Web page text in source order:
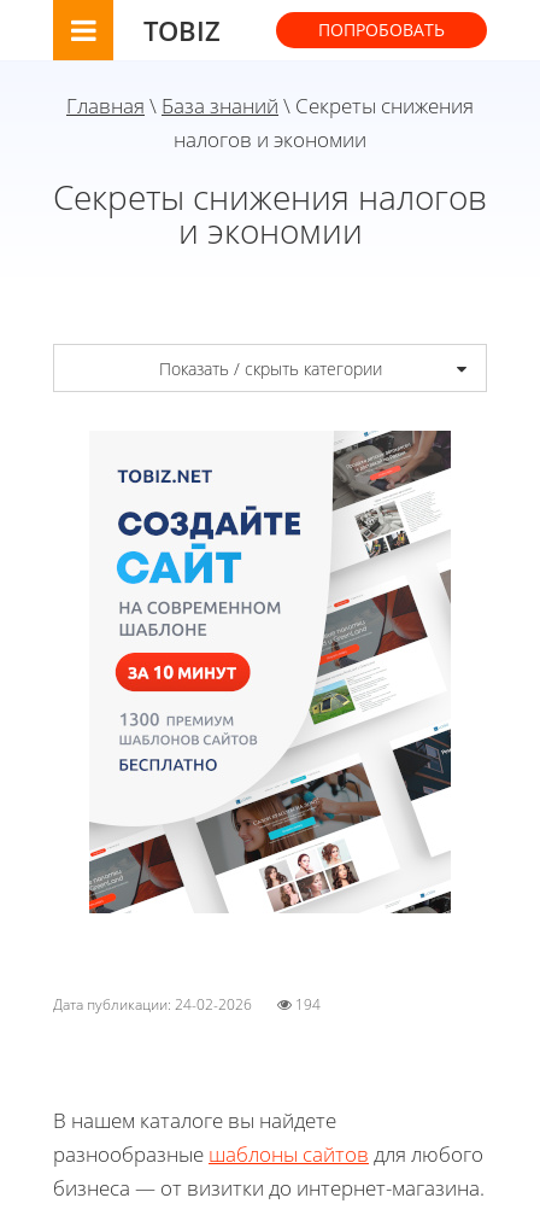
TOBIZ ПОПРОБОВАТЬ
Главная \ База знаний \ Секреты снижения
налогов и экономии
Секреты снижения налогов
и экономии
Показать / скрыть категории
Дата публикации: 24-02-2026 194
В нашем каталоге вы найдете
разнообразные шаблоны сайтов для любого
бизнеса — от визитки до интернет-магазина.